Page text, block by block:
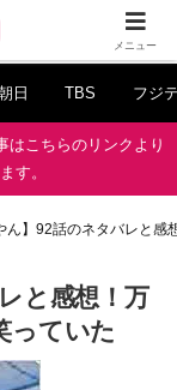
日 TBS フジ
はこちらのリンクより
す。
ん】92話のネタバレと
と感想！万
っていた
メニュー